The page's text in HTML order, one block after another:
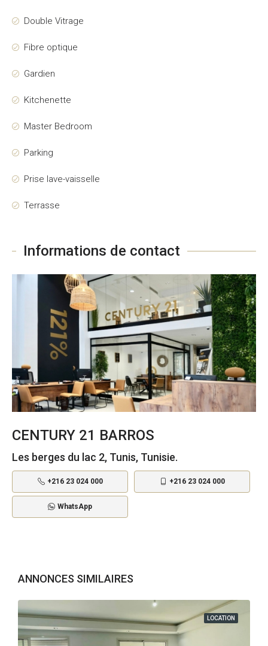
Double Vitrage
Fibre optique
Gardien
Kitchenette
Master Bedroom
Parking
Prise lave-vaisselle
Terrasse
Informations de contact
CENTURY 21 BARROS
Les berges du lac 2, Tunis, Tunisie.
+216 23 024 000 +216 23 024 000
WhatsApp
ANNONCES SIMILAIRES
LOCATION